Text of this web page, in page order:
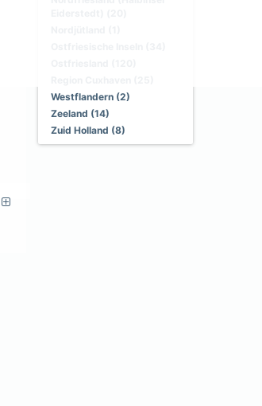
Westflandern (2)
Zeeland (14)
Zuid Holland (8)